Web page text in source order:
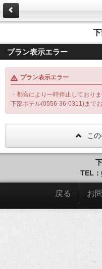
プラン表示エラー
プラン表示エラー
・都合により一時停止しており
下部ホテル(0556-36-0311)まで
こ
TEL：
戻る お